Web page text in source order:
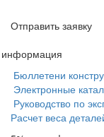
Отправить заявку
информация
Бюллетени
Электронные
Руководство по
Расчет веса